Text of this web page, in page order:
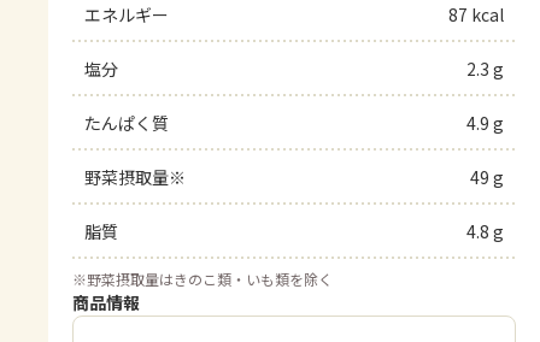
エネルギー
87 kcal
塩分 2.3 g
たんぱく質 4.9 g
野菜摂取量※ 49 g
脂質 4.8 g
※野菜摂取量はきのこ類・いも類を除く
商品情報